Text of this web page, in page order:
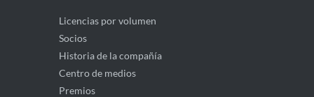
Licencias por volumen
Socios
Historia de la compañía
Centro de medios
Premios